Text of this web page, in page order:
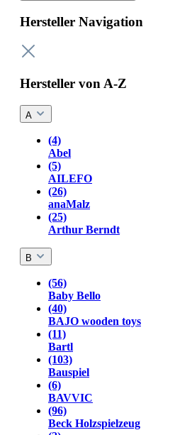
Hersteller Navigation
Hersteller von A-Z
A
(4)
Abel
(5)
AILEFO
(26)
anaMalz
(25)
Arthur Berndt
B
(56)
Baby Bello
(40)
BAJO wooden toys
(11)
Bartl
(103)
Bauspiel
(6)
BAVVIC
(96)
Beck Holzspielzeug